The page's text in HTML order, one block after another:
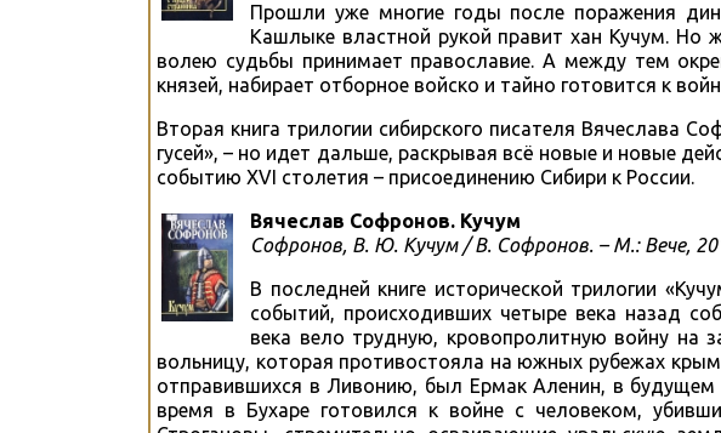
Прошли уже многие годы после поражения
Кашлыке властной рукой правит хан Кучум. Но
волею судьбы принимает православие. А между тем
князей, набирает отборное войско и тайно готовится к
Вторая книга трилогии сибирского писателя Вячеслава
гусей», – но идет дальше, раскрывая всё новые и новые
событию XVI столетия – присоединению Сибири к России.
Вячеслав Софронов. Кучум
Софронов, В. Ю. Кучум / В. Софронов. – М.: Вече,
В последней книге исторической трилогии
событий, происходивших четыре века назад
века вело трудную, кровопролитную войну на
вольницу, которая противостояла на южных рубежах
отправившихся в Ливонию, был Ермак Аленин, в
время в Бухаре готовился к войне с человеком,